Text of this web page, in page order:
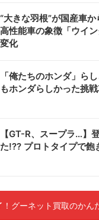
“大きな羽根”が国産車
高性能車の象徴「ウイ
変化
「俺たちのホンダ」ら
もホンダらしかった挑
【GT-R、スープラ…】
た!?? プロトタイプで飽
！グーネット買取のかん